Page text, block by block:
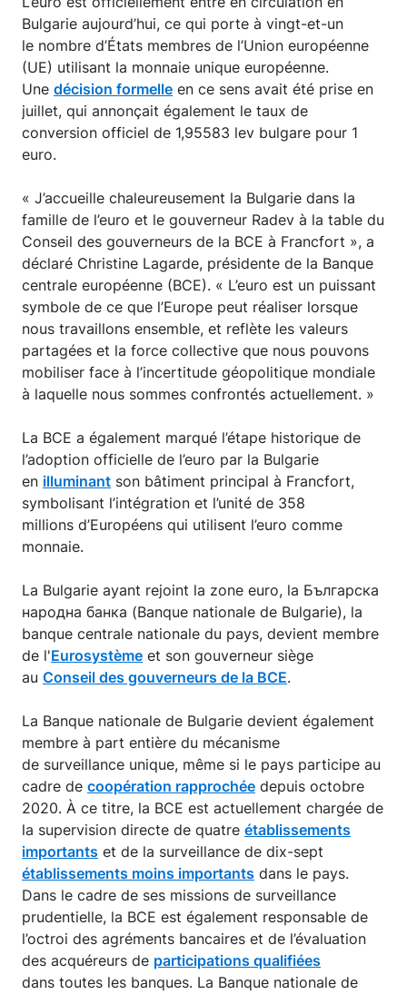
Bulgarie aujourd’hui, ce qui porte à vingt-et-un
le nombre d’États membres de l’Union européenne
(UE) utilisant la monnaie unique européenne.
Une décision formelle en ce sens avait été prise en
juillet, qui annonçait également le taux de
conversion officiel de 1,95583 lev bulgare pour 1
euro.
« J’accueille chaleureusement la Bulgarie dans la
famille de l’euro et le gouverneur Radev à la table du
Conseil des gouverneurs de la BCE à Francfort », a
déclaré Christine Lagarde, présidente de la Banque
centrale européenne (BCE). « L’euro est un puissant
symbole de ce que l’Europe peut réaliser lorsque
nous travaillons ensemble, et reflète les valeurs
partagées et la force collective que nous pouvons
mobiliser face à l’incertitude géopolitique mondiale
à laquelle nous sommes confrontés actuellement. »
La BCE a également marqué l’étape historique de
l’adoption officielle de l’euro par la Bulgarie
en illuminant son bâtiment principal à Francfort,
symbolisant l’intégration et l’unité de 358
millions d’Européens qui utilisent l’euro comme
monnaie.
La Bulgarie ayant rejoint la zone euro, la Българска
народна банка (Banque nationale de Bulgarie), la
banque centrale nationale du pays, devient membre
de l'Eurosystème et son gouverneur siège
au Conseil des gouverneurs de la BCE.
La Banque nationale de Bulgarie devient également
membre à part entière du mécanisme
de surveillance unique, même si le pays participe au
cadre de coopération rapprochée depuis octobre
2020. À ce titre, la BCE est actuellement chargée de
la supervision directe de quatre établissements
importants et de la surveillance de dix-sept
établissements moins importants dans le pays.
Dans le cadre de ses missions de surveillance
prudentielle, la BCE est également responsable de
l’octroi des agréments bancaires et de l’évaluation
des acquéreurs de participations qualifiées
dans toutes les banques. La Banque nationale de